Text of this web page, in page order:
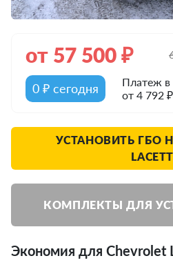
от 57 500₽
0 ₽ сегодня
Платеж в
от 4 792
УСТАНОВИТЬ ГБО
КОМПЛЕКТЫ ДЛЯ
Экономия для Chevrolet